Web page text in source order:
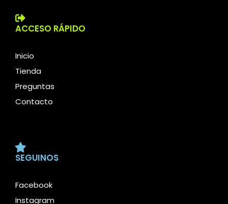
ACCESO RÁPIDO
Inicio
Tienda
Preguntas
Contacto
SEGUINOS
Facebook
Instagram